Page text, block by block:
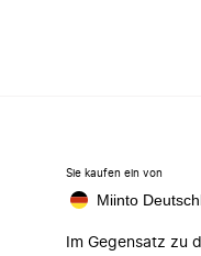
Sie kaufen ein von
Miinto
Im Gegensatz zu